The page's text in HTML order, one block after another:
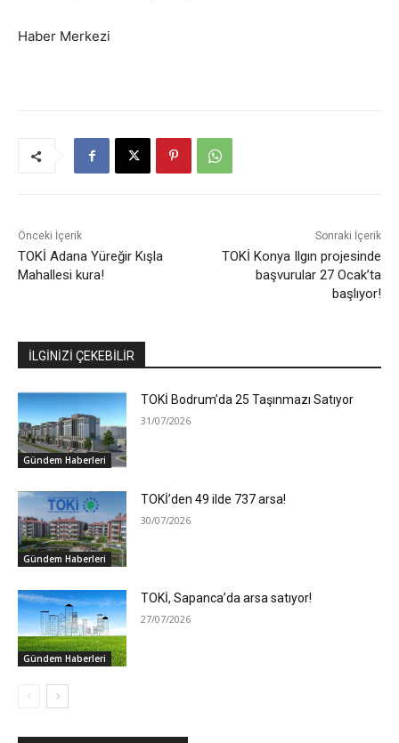
Haber Merkezi
Önceki İçerik
TOKİ Adana Yüreğir Kışla
Mahallesi kura!
Sonraki İçerik
TOKİ Konya Ilgın projesinde
başvurular 27 Ocak’ta
başlıyor!
İLGİNİZİ ÇEKEBİLİR
Gündem Haberleri
TOKİ Bodrum’da 25 Taşınmazı Satıyor
31/07/2026
Gündem Haberleri
TOKİ’den 49 ilde 737 arsa!
30/07/2026
Gündem Haberleri
TOKİ, Sapanca’da arsa satıyor!
27/07/2026